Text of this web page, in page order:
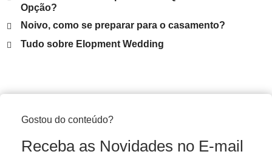
Opção?
Noivo, como se preparar para o casamento?
Tudo sobre Elopment Wedding
Gostou do conteúdo?
Receba as Novidades no E-mail